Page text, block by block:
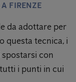
FIRENZE
da adottare per
questa tecnica, i
con
i punti in cui